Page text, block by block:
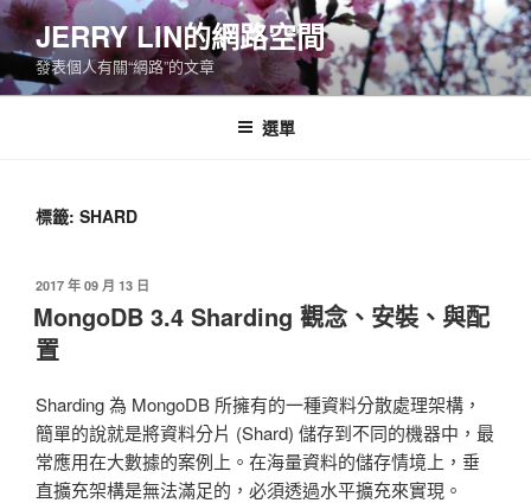
跳
至
主
要
JERRY LIN的網路空間
發表個人有關“網路”的文章
選單
標籤: SHARD
發
佈
於
2017 年 09 月 13 日
MongoDB 3.4 Sharding 觀念、安裝、與配
置
Sharding 為 MongoDB 所擁有的一種資料分散處理架構，
簡單的說就是將資料分片 (Shard) 儲存到不同的機器中，最
常應用在大數據的案例上。在海量資料的儲存情境上，垂
直擴充架構是無法滿足的，必須透過水平擴充來實現。